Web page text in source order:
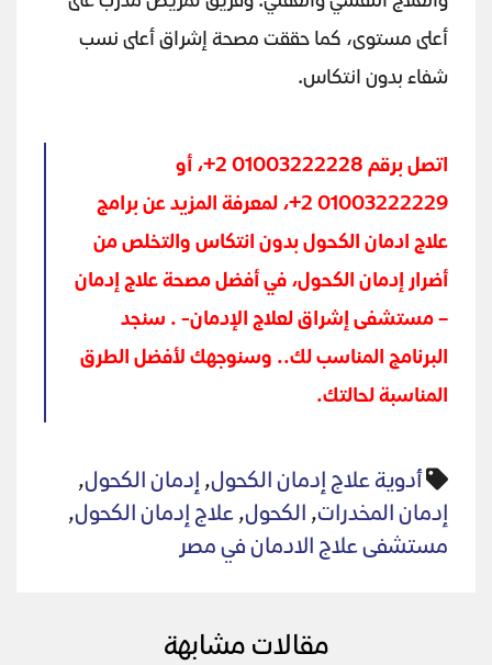
أعلى مستوى، كما حققت مصحة إشراق أعلى نسب
شفاء بدون انتكاس.
اتصل برقم 01003222228 2+، أو
01003222229 2+، لمعرفة المزيد عن برامج
علاج ادمان الكحول بدون انتكاس والتخلص من
أضرار إدمان الكحول، في أفضل مصحة علاج إدمان
– مستشفى إشراق لعلاج الإدمان- . سنجد
البرنامج المناسب لك.. وسنوجهك لأفضل الطرق
المناسبة لحالتك.
أدوية علاج إدمان الكحول, إدمان الكحول,
إدمان المخدرات, الكحول,علاج إدمان الكحول,
مستشفى علاج الادمان في مصر
مقالات مشابهة